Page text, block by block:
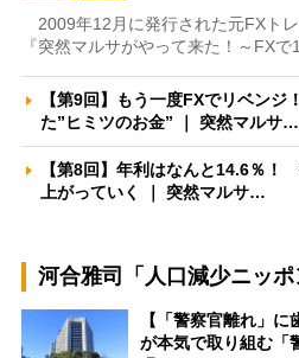
2009年12月に発行された元FXト
『突然マルサがやって来た！～FX
【第9回】もう一度FXでリベン
た”ヒミツのお金” ｜ 突然マルサ…
【第8回】年利はなんと14.6％
上がっていく ｜ 突然マルサ…
河合雅司「人口減少ニッポ
【「警察官離れ」
が本気で取り組む